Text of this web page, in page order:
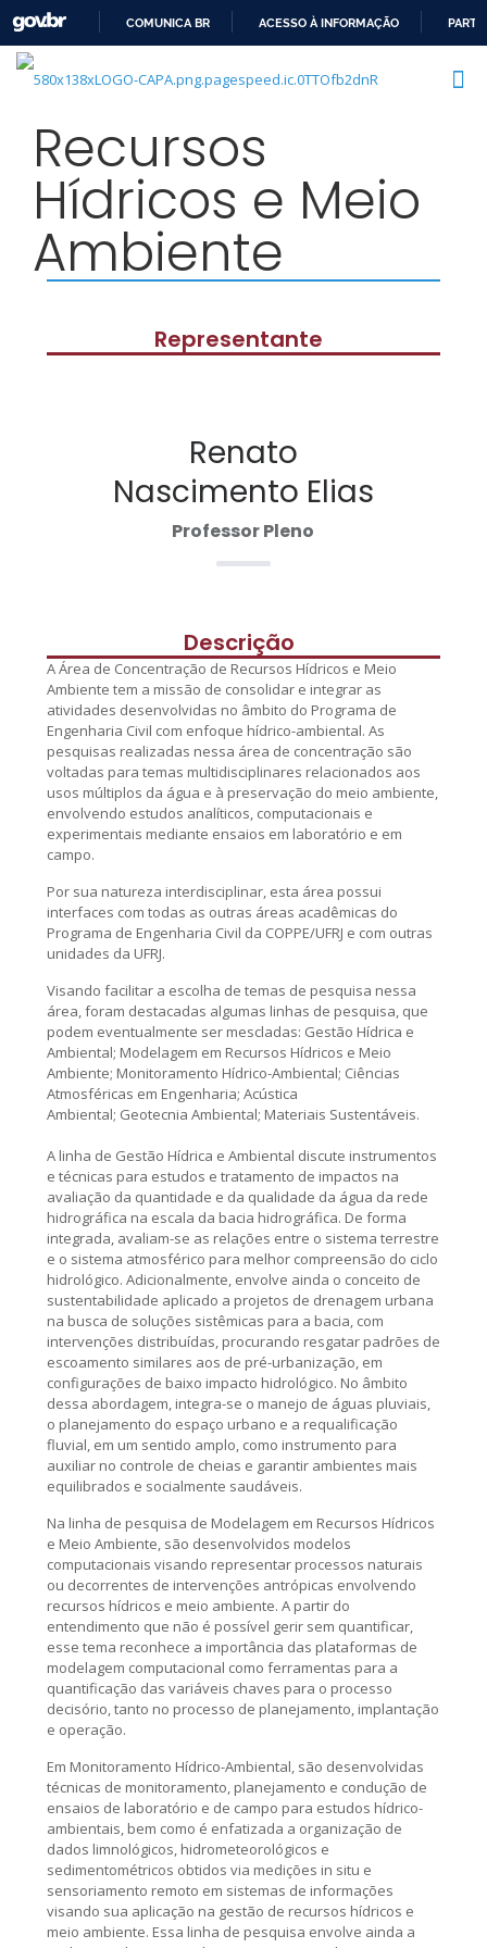
PARA
COMUNICA BR ACESSO À INFORMAÇÃO
Recursos
Hídricos e Meio
Ambiente
Representante
Renato
Nascimento Elias
Professor Pleno
Descrição
A Área de Concentração de Recursos Hídricos e Meio
Ambiente tem a missão de consolidar e integrar as
atividades desenvolvidas no âmbito do Programa de
Engenharia Civil com enfoque hídrico-ambiental. As
pesquisas realizadas nessa área de concentração são
voltadas para temas multidisciplinares relacionados aos
usos múltiplos da água e à preservação do meio ambiente,
envolvendo estudos analíticos, computacionais e
experimentais mediante ensaios em laboratório e em
campo.
Por sua natureza interdisciplinar, esta área possui
interfaces com todas as outras áreas acadêmicas do
Programa de Engenharia Civil da COPPE/UFRJ e com outras
unidades da UFRJ.
Visando facilitar a escolha de temas de pesquisa nessa
área, foram destacadas algumas linhas de pesquisa, que
podem eventualmente ser mescladas: Gestão Hídrica e
Ambiental; Modelagem em Recursos Hídricos e Meio
Ambiente; Monitoramento Hídrico-Ambiental; Ciências
Atmosféricas em Engenharia; Acústica
Ambiental; Geotecnia Ambiental; Materiais Sustentáveis.
A linha de Gestão Hídrica e Ambiental discute instrumentos
e técnicas para estudos e tratamento de impactos na
avaliação da quantidade e da qualidade da água da rede
hidrográfica na escala da bacia hidrográfica. De forma
integrada, avaliam-se as relações entre o sistema terrestre
e o sistema atmosférico para melhor compreensão do ciclo
hidrológico. Adicionalmente, envolve ainda o conceito de
sustentabilidade aplicado a projetos de drenagem urbana
na busca de soluções sistêmicas para a bacia, com
intervenções distribuídas, procurando resgatar padrões de
escoamento similares aos de pré-urbanização, em
configurações de baixo impacto hidrológico. No âmbito
dessa abordagem, integra-se o manejo de águas pluviais,
o planejamento do espaço urbano e a requalificação
fluvial, em um sentido amplo, como instrumento para
auxiliar no controle de cheias e garantir ambientes mais
equilibrados e socialmente saudáveis.
Na linha de pesquisa de Modelagem em Recursos Hídricos
e Meio Ambiente, são desenvolvidos modelos
computacionais visando representar processos naturais
ou decorrentes de intervenções antrópicas envolvendo
recursos hídricos e meio ambiente. A partir do
entendimento que não é possível gerir sem quantificar,
esse tema reconhece a importância das plataformas de
modelagem computacional como ferramentas para a
quantificação das variáveis chaves para o processo
decisório, tanto no processo de planejamento, implantação
e operação.
Em Monitoramento Hídrico-Ambiental, são desenvolvidas
técnicas de monitoramento, planejamento e condução de
ensaios de laboratório e de campo para estudos hídrico-
ambientais, bem como é enfatizada a organização de
dados limnológicos, hidrometeorológicos e
sedimentométricos obtidos via medições in situ e
sensoriamento remoto em sistemas de informações
visando sua aplicação na gestão de recursos hídricos e
meio ambiente. Essa linha de pesquisa envolve ainda a